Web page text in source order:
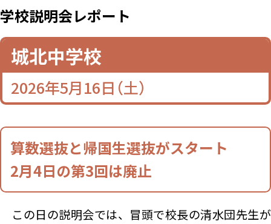
学校説明会レポート
校説明会レポート
城北中学校
2026年5月16日（土）
算数選抜と帰国生選抜がスタート
2月4日の第3回は廃止
この日の説明会では、冒頭で校長の清水団先生が